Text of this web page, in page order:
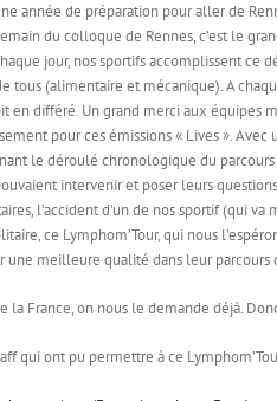
année de préparation pour aller de
du colloque de Rennes, c’est le
jour, nos sportifs accomplissent
tous (alimentaire et mécanique). A
différé. Un grand merci aux équipes
pour ces émissions « Lives ».
le déroulé chronologique du
intervenir et poser leurs
l’accident d’un de nos sportif (qui
ce Lymphom’Tour, qui nous
meilleure qualité dans leur parcours
la France, on nous le demande déjà.
qui ont pu permettre à ce